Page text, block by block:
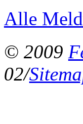
Alle
© 2009
02/